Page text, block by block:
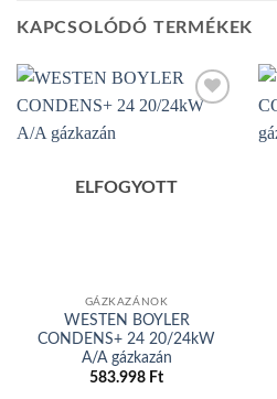
KAPCSOLÓDÓ TERMÉKEK
ELFOGYOTT
GÁZKAZÁNOK
WESTEN BOYLER
CONDENS+ 24 20/24kW
A/A gázkazán
583.998 Ft